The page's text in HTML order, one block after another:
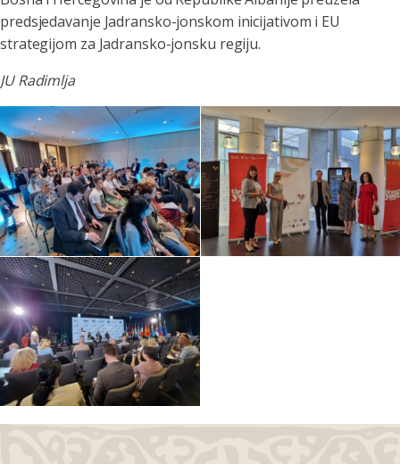
predsjedavanje Jadransko-jonskom inicijativom i EU
strategijom za Jadransko-jonsku regiju.
JU Radimlja